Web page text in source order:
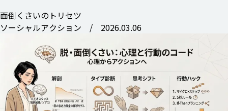
面倒くさいのトリセツ
ソーシャルアクション / 2026.03.06